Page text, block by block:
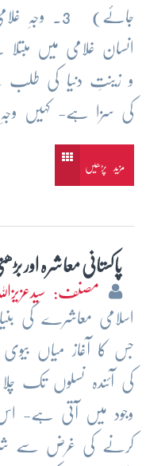
جائے) 3۔
انسان غلامی میں
و زینتِ دنیا کی طلب
کی سزا ہے- کہیں
مزید پڑھیں
پاکستانی معاشرہ اور
مصنف:
اسلامی معاشرے کی
جس کا آغاز میاں
کی آئندہ نسلوں تک
وجود میں آتی ہے- اس
کرنے کی غرض سے